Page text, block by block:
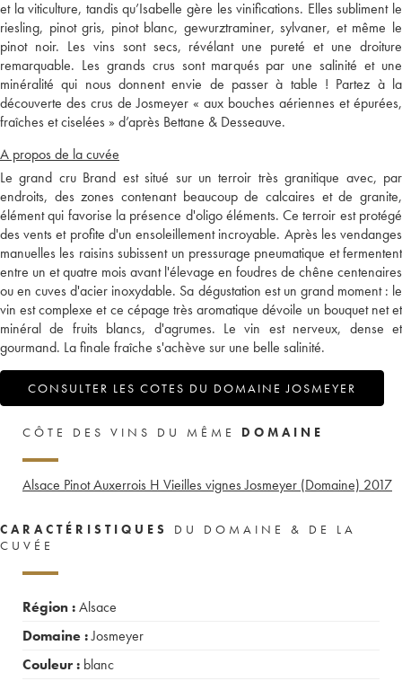
et la viticulture, tandis qu’Isabelle gère les vinifications. Elles subliment le
riesling, pinot gris, pinot blanc, gewurztraminer, sylvaner, et même le
pinot noir. Les vins sont secs, révélant une pureté et une droiture
remarquable. Les grands crus sont marqués par une salinité et une
minéralité qui nous donnent envie de passer à table ! Partez à la
découverte des crus de Josmeyer « aux bouches aériennes et épurées,
fraîches et ciselées » d’après Bettane & Desseauve.
A propos de la cuvée
Le grand cru Brand est situé sur un terroir très granitique avec, par
endroits, des zones contenant beaucoup de calcaires et de granite,
élément qui favorise la présence d'oligo éléments. Ce terroir est protégé
des vents et profite d'un ensoleillement incroyable. Après les vendanges
manuelles les raisins subissent un pressurage pneumatique et fermentent
entre un et quatre mois avant l'élevage en foudres de chêne centenaires
ou en cuves d'acier inoxydable. Sa dégustation est un grand moment : le
vin est complexe et ce cépage très aromatique dévoile un bouquet net et
minéral de fruits blancs, d'agrumes. Le vin est nerveux, dense et
gourmand. La finale fraîche s'achève sur une belle salinité.
CONSULTER LES COTES DU DOMAINE JOSMEYER
CÔTE DES VINS DU MÊME DOMAINE
Alsace Pinot Auxerrois H Vieilles vignes Josmeyer (Domaine) 2017
CARACTÉRISTIQUES
DU DOMAINE & DE LA
CUVÉE
Région :Alsace
Domaine :Josmeyer
Couleur : blanc